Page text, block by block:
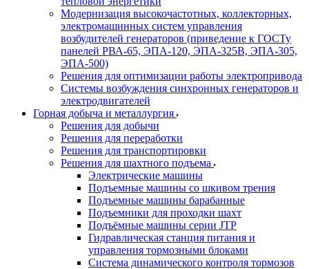
Модернизация высокочастотных, коллекторных,
электромашинных систем управления
возбудителей генераторов (приведение к ГОСТу
панелей РВА-65, ЭПА-120, ЭПА-325В, ЭПА-305,
ЭПА-500)
Решения для оптимизации работы электропривода
Системы возбуждения синхронных генераторов и
электродвигателей
Горная добыча и металлургия
Решения для добычи
Решения для переработки
Решения для транспортировки
Решения для шахтного подъема
Электрические машины
Подъемные машины со шкивом трения
Подъемные машины барабанные
Подъемники для проходки шахт
Подъёмные машины серии JTP
Гидравлическая станция питания и
управления тормозными блоками
Система динамического контроля тормозов